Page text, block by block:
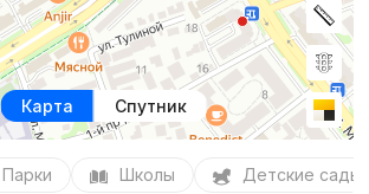
Карта Спутник
Парки Школы Детские сады